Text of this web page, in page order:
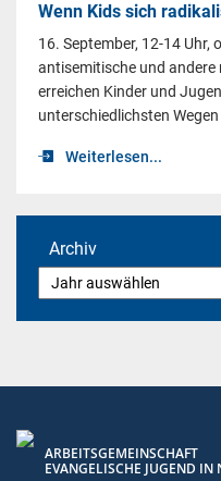
Wenn Kids sich
16. September, 12-14 Uhr,
antisemitische und
erreichen Kinder und
unterschiedlichsten
Weiterlesen...
Archiv
ARBEITSGEMEINSCHAFT
EVANGELISCHE JUGEND IN